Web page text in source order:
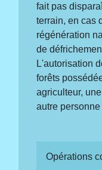
fait pas
terrain, en cas
régénération
de
L'autorisation
forêts
agriculteur,
autre personne
Opérations